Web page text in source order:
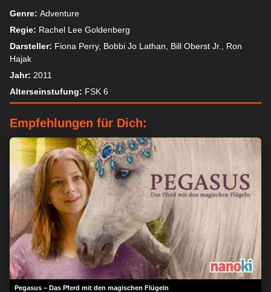
Genre: Adventure
Regie: Rachel Lee Goldenberg
Darsteller: Fiona Perry, Bobbi Jo Lathan, Bill Oberst Jr., Ron
Hajak
Jahr: 2011
Alterseinstufung: FSK 6
Empfehlungen für Dich:
Pegasus – Das Pferd mit den magischen Flügeln